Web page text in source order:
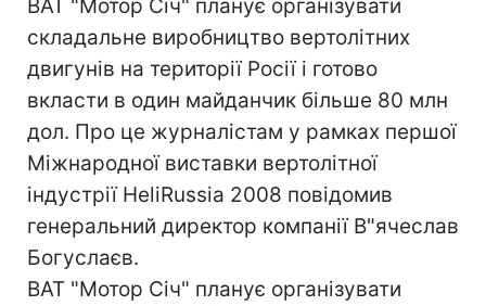
ВАТ "Мотор Січ" планує організувати
складальне виробництво вертолітних
двигунів на території Росії і готово
вкласти в один майданчик більше 80 млн
дол. Про це журналістам у рамках першої
Міжнародної виставки вертолітної
індустрії HeliRussia 2008 повідомив
генеральний директор компанії В"ячеслав
Богуслаєв.
ВАТ "Мотор Січ" планує організувати